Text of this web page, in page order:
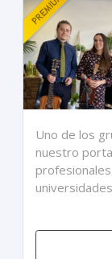
Uno de los
nuestro